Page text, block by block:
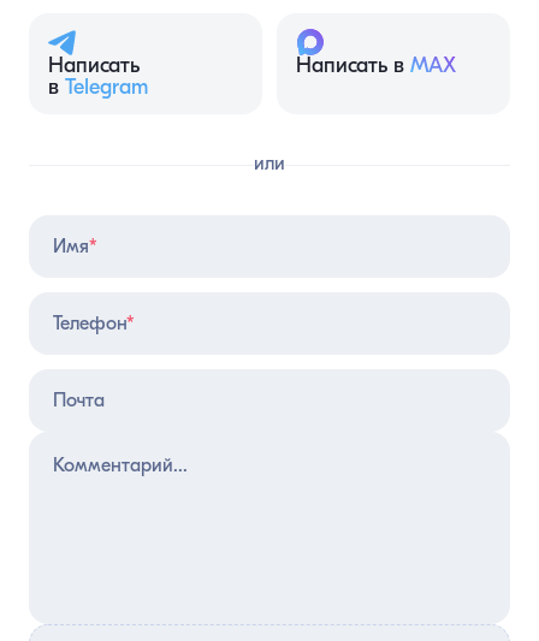
Написать
в Telegram
Написать в MAX
или
Имя*
Телефон*
Почта
сообщения
в WhatsApp/Telegram,